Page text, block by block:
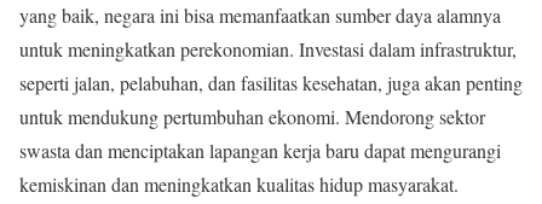
yang baik, negara ini bisa memanfaatkan sumber daya alamnya
untuk meningkatkan perekonomian. Investasi dalam infrastruktur,
seperti jalan, pelabuhan, dan fasilitas kesehatan, juga akan penting
untuk mendukung pertumbuhan ekonomi. Mendorong sektor
swasta dan menciptakan lapangan kerja baru dapat mengurangi
kemiskinan dan meningkatkan kualitas hidup masyarakat.